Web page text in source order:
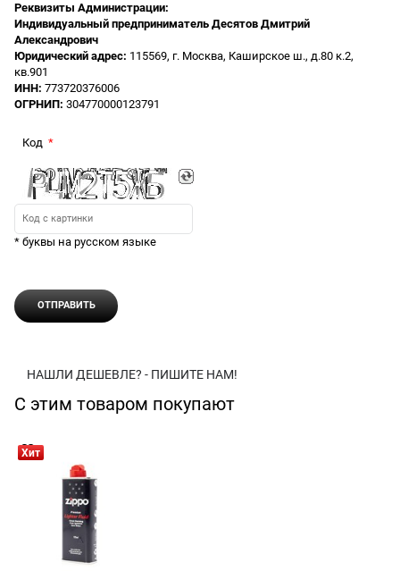
Реквизиты Администрации:
Индивидуальный предприниматель Десятов Дмитрий
Александрович
Юридический адрес: 115569, г. Москва, Каширское ш., д.80 к.2,
кв.901
ИНН: 773720376006
ОГРНИП: 304770000123791
Код
* буквы на русском языке
НАШЛИ ДЕШЕВЛЕ? - ПИШИТЕ НАМ!
С этим товаром покупают
Хит